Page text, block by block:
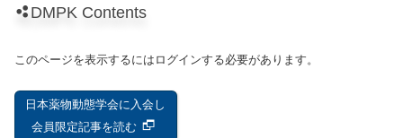
DMPK Contents
このページを表示するにはログインする必要があります。
日本薬物動態学会に入会し
会員限定記事を読む